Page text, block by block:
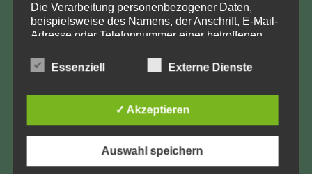
Kinderverschickung e.V.
Anja Röhl
12059 Berlin
Die Verarbeitung personenbezogener Daten,
beispielsweise des Namens, der Anschrift, E-Mail-
Adresse oder Telefonnummer einer betroffenen
Datenschutz-Grundverordnung und in
Mittels dieser Datenschutzerklärung möchte unser
Unternehmen die Öffentlichkeit über Art, Umfang
verarbeiteten personenbezogenen Daten
informieren. Ferner werden betroffene Personen
Essenziell Externe Dienste
✓ Akzeptieren
Auswahl speichern